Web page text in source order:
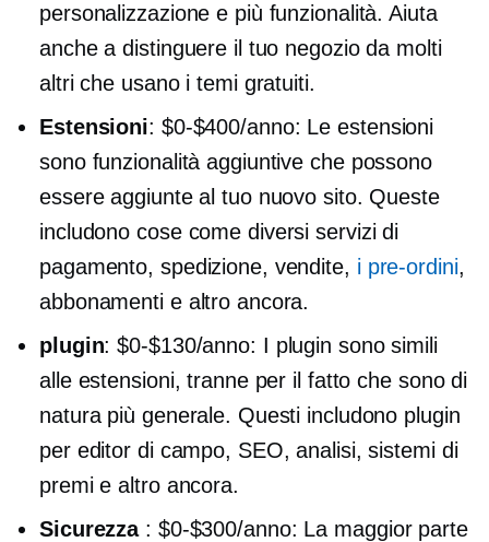
personalizzazione e più funzionalità. Aiuta
anche a distinguere il tuo negozio da molti
altri che usano i temi gratuiti.
Estensioni: $0-$400/anno: Le estensioni
sono funzionalità aggiuntive che possono
essere aggiunte al tuo nuovo sito. Queste
includono cose come diversi servizi di
pagamento, spedizione, vendite, i pre-ordini,
abbonamenti e altro ancora.
plugin:$0-$130/anno: I plugin sono simili
alle estensioni, tranne per il fatto che sono di
natura più generale. Questi includono plugin
per editor di campo, SEO, analisi, sistemi di
premi e altro ancora.
Sicurezza : $0-$300/anno: La maggior parte